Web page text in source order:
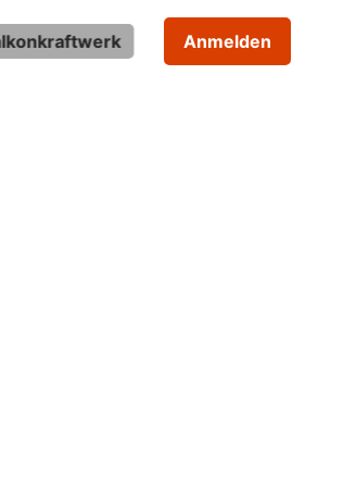
buch
Anmelden